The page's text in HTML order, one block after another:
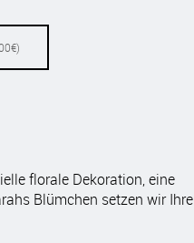
florale Dekoration, eine
Blümchen setzen wir Ihre